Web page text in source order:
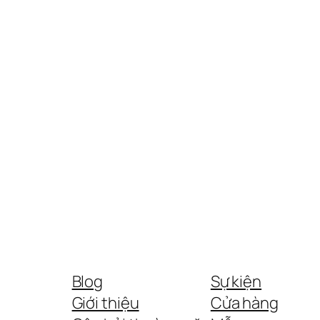
Blog
Giới thiệu
Sự kiện
Cửa hàng